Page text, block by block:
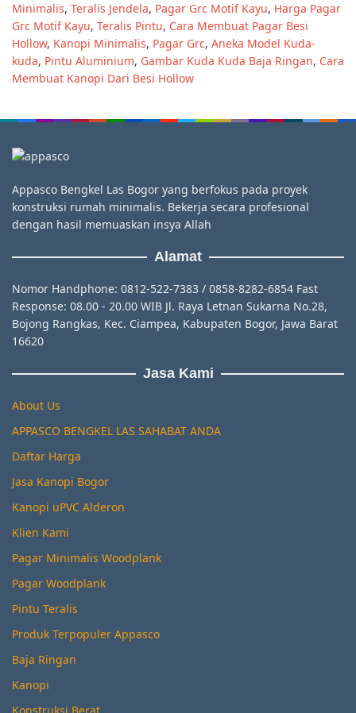
Minimalis, Teralis Jendela, Pagar Grc Motif Kayu, Harga Pagar
Grc Motif Kayu, Teralis Pintu, Cara Membuat Pagar Besi
Hollow, Kanopi Minimalis, Pagar Grc, Aneka Model Kuda-
kuda, Pintu Aluminium, Gambar Kuda Kuda Baja Ringan, Cara
Membuat Kanopi Dari Besi Hollow
Appasco Bengkel Las Bogor yang berfokus pada proyek
konstruksi rumah minimalis. Bekerja secara profesional
dengan hasil memuaskan insya Allah
Alamat
Nomor Handphone: 0812-522-7383 / 0858-8282-6854 Fast
Response: 08.00 - 20.00 WIB Jl. Raya Letnan Sukarna No.28,
Bojong Rangkas, Kec. Ciampea, Kabupaten Bogor, Jawa Barat
16620
Jasa Kami
About Us
APPASCO BENGKEL LAS SAHABAT ANDA
Daftar Harga
Jasa Kanopi Bogor
Kanopi uPVC Alderon
Klien Kami
Pagar Minimalis Woodplank
Pagar Woodplank
Pintu Teralis
Produk Terpopuler Appasco
Baja Ringan
Kanopi